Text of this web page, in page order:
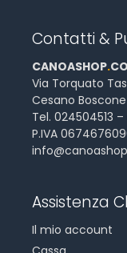
Contatti &
CANOASHOP.
Via Torquato
Cesano
Tel. 024504513
P.IVA
Assistenza
Il mio account